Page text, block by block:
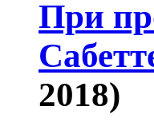
При
2018)